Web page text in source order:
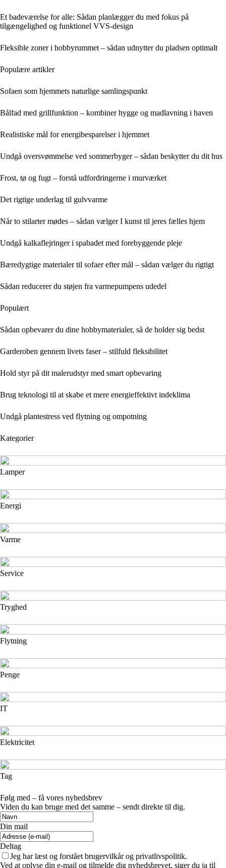
Et badeværelse for alle: Sådan planlægger du med fokus på
tilgængelighed og funktionel VVS-design
Fleksible zoner i hobbyrummet – sådan udnytter du pladsen optimalt
Populære artikler
Sofaen som hjemmets naturlige samlingspunkt
Bålfad med grillfunktion – kombiner hygge og madlavning i haven
Realistiske mål for energibesparelser i hjemmet
Undgå oversvømmelse ved sommerbyger – sådan beskytter du dit hus
Frost, tø og fugt – forstå udfordringerne i murværket
Det rigtige underlag til gulvvarme
Når to stilarter mødes – sådan vælger I kunst til jeres fælles hjem
Undgå kalkaflejringer i spabadet med forebyggende pleje
Bæredygtige materialer til sofaer efter mål – sådan vælger du rigtigt
Sådan reducerer du støjen fra varmepumpens udedel
Populært
Sådan opbevarer du dine hobbymaterialer, så de holder sig bedst
Garderoben gennem livets faser – stilfuld fleksibilitet
Hold styr på dit malerudstyr med smart opbevaring
Brug teknologi til at skabe et mere energieffektivt indeklima
Undgå plantestress ved flytning og ompotning
Kategorier
Lamper
Energi
Varme
Service
Tryghed
Flytning
Penge
IT
Elektricitet
Tag
Følg med – få vores nyhedsbrev
Viden du kan bruge med det samme – sendt direkte til dig.
Din mail
Deltag
Jeg har læst og forstået brugervilkår og privatlivspolitik.
Ved at oplyse din e-mail og tilmelde dig nyhedsbrevet, siger du ja til